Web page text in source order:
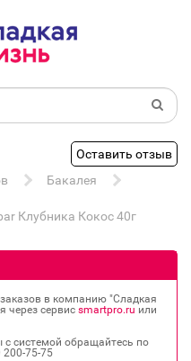
Оставить отзыв
Бакалея
Клубника Кокос 40г
в компанию "Сладкая
через сервис smartpro.ru или
с системой обращайтесь по